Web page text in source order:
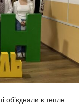
об’єднали в тепле